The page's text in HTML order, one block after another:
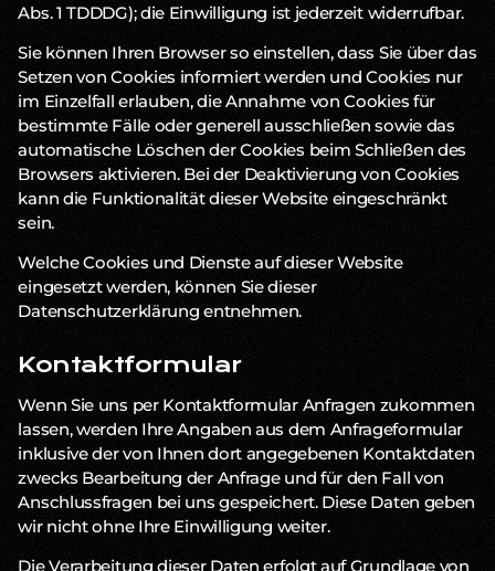
Abs. 1 TDDDG); die Einwilligung ist jederzeit widerrufbar.
Sie können Ihren Browser so einstellen, dass Sie über das
Setzen von Cookies informiert werden und Cookies nur
im Einzelfall erlauben, die Annahme von Cookies für
bestimmte Fälle oder generell ausschließen sowie das
automatische Löschen der Cookies beim Schließen des
Browsers aktivieren. Bei der Deaktivierung von Cookies
kann die Funktionalität dieser Website eingeschränkt
sein.
Welche Cookies und Dienste auf dieser Website
eingesetzt werden, können Sie dieser
Datenschutzerklärung entnehmen.
Kontaktformular
Wenn Sie uns per Kontaktformular Anfragen zukommen
lassen, werden Ihre Angaben aus dem Anfrageformular
inklusive der von Ihnen dort angegebenen Kontaktdaten
zwecks Bearbeitung der Anfrage und für den Fall von
Anschlussfragen bei uns gespeichert. Diese Daten geben
wir nicht ohne Ihre Einwilligung weiter.
Die Verarbeitung dieser Daten erfolgt auf Grundlage von